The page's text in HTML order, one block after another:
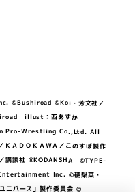
©Bushiroad ©Koi・芳文社／
illust：西あすか
Pro-Wrestling Co.,Ltd. All
ＤＯＫＡＷＡ／このすば製作
講談社 ®KODANSHA ©TYPE-
Inc. ©硬梨菜・
ニバース」製作委員会 ©